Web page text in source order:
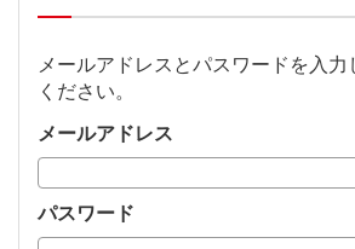
メールアドレスとパスワードを入力
ください。
メールアドレス
パスワード